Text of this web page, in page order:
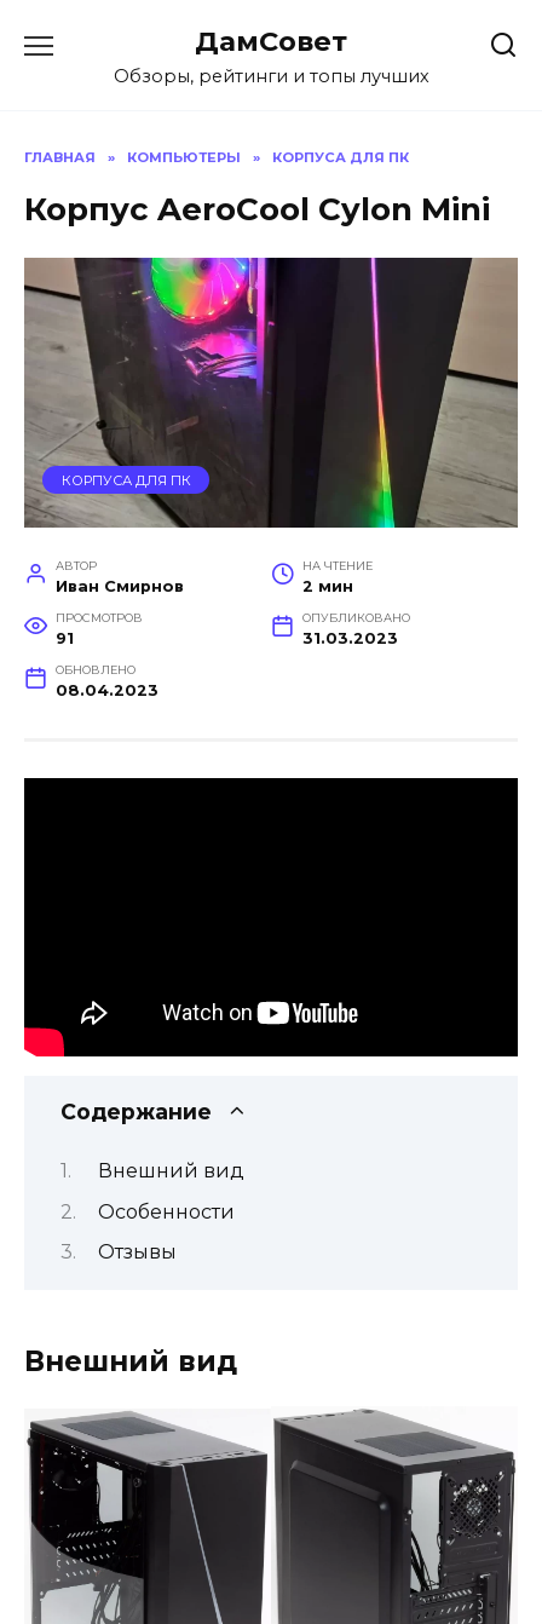
содержанию
ДамСовет
Обзоры, рейтинги и топы лучших
ГЛАВНАЯ » КОМПЬЮТЕРЫ » КОРПУСА ДЛЯ ПК
Корпус AeroCool Cylon Mini
КОРПУСА ДЛЯ ПК
АВТОР
Иван Смирнов
НА ЧТЕНИЕ
2 мин
ПРОСМОТРОВ
91
ОПУБЛИКОВАНО
31.03.2023
ОБНОВЛЕНО
08.04.2023
Содержание
Внешний вид
Особенности
Отзывы
Внешний вид